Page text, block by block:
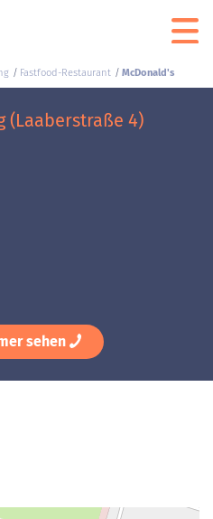
Fastfood-Restaurant McDonald's
(Laaberstraße 4)
sehen